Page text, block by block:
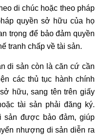
di chúc hoặc theo pháp
quyền sở hữu của họ
trọng để bảo đảm quyền
tranh chấp về tài sản.
di sản còn là căn cứ cần
các thủ tục hành chính
hữu, sang tên trên giấy
tài sản phải đăng ký.
sản được bảo đảm, giúp
nhượng di sản diễn ra